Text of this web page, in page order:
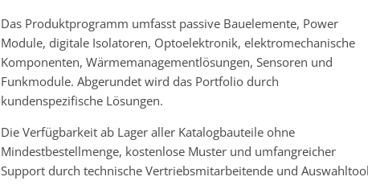
Das Produktprogramm umfasst passive Bauelemente, Power
Module, digitale Isolatoren, Optoelektronik, elektromechanische
Komponenten, Wärmemanagementlösungen, Sensoren und
Funkmodule. Abgerundet wird das Portfolio durch
kundenspezifische Lösungen.
Die Verfügbarkeit ab Lager aller Katalogbauteile ohne
Mindestbestellmenge, kostenlose Muster und umfangreicher
Support durch technische Vertriebsmitarbeitende und